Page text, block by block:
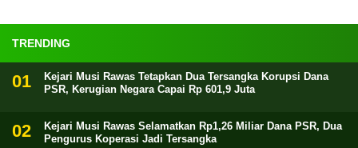
TRENDING
Kejari Musi Rawas Tetapkan Dua Tersangka Korupsi Dana
PSR, Kerugian Negara Capai Rp 601,9 Juta
Kejari Musi Rawas Selamatkan Rp1,26 Miliar Dana PSR, Dua
Pengurus Koperasi Jadi Tersangka